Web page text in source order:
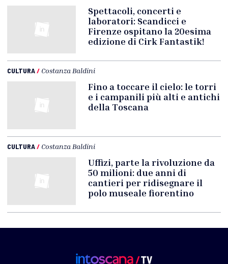
Spettacoli, concerti e
laboratori: Scandicci e
Firenze ospitano la 20esima
edizione di Cirk Fantastik!
CULTURA/ Costanza Baldini
Fino a toccare il cielo: le torri
e i campanili più alti e antichi
della Toscana
CULTURA/ Costanza Baldini
Uffizi, parte la rivoluzione da
50 milioni: due anni di
cantieri per ridisegnare il
polo museale fiorentino